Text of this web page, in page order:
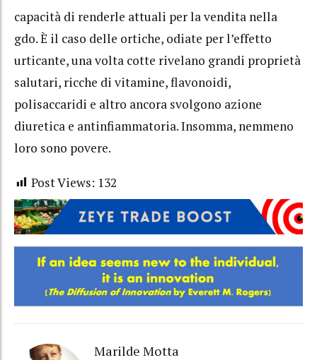
capacità di renderle attuali per la vendita nella
gdo. È il caso delle ortiche, odiate per l’effetto
urticante, una volta cotte rivelano grandi proprietà
salutari, ricche di vitamine, flavonoidi,
polisaccaridi e altro ancora svolgono azione
diuretica e antinfiammatoria. Insomma, nemmeno
loro sono povere.
Post Views: 132
Marilde Motta